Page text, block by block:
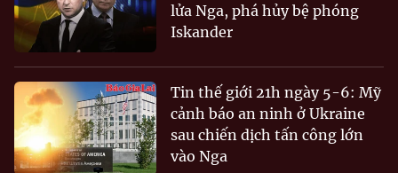
lửa Nga, phá hủy bệ phóng
Iskander
Tin thế giới 21h ngày 5-6: Mỹ
cảnh báo an ninh ở Ukraine
sau chiến dịch tấn công lớn
vào Nga